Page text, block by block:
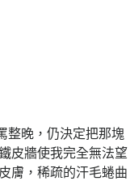
晚，仍決定把那塊
皮牆使我完全無法望
膚，稀疏的汗毛蜷曲